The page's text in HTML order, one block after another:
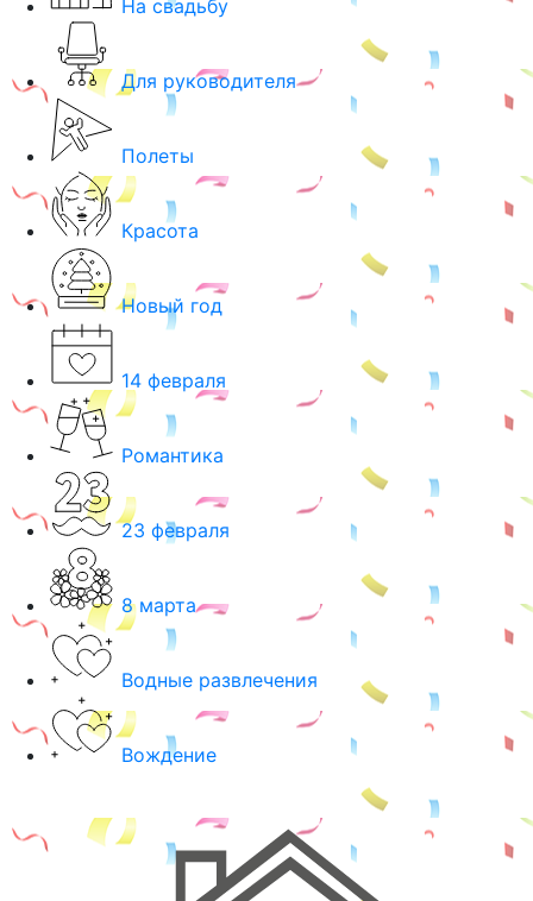
На свадьбу
Для руководителя
Полеты
Красота
Новый год
14 февраля
Романтика
23 февраля
8 марта
Водные развлечения
Вождение